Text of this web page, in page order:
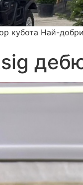
кубота Най-